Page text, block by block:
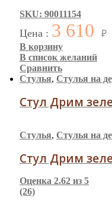
SKU: 90011154
Цена : 3 610
₽
В корзину
В список желаний
Сравнить
Стулья, Стулья на
Стул Дрим
Стулья, Стулья на
Стул Дрим
Оценка 2.62 из 5
(26)